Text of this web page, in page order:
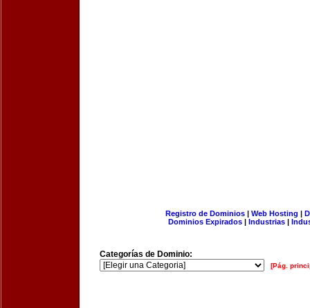
Registro de Dominios| Web Hosting |
Dominios Expirados | Industrias |
Categorías de Dominio:
[Pág.